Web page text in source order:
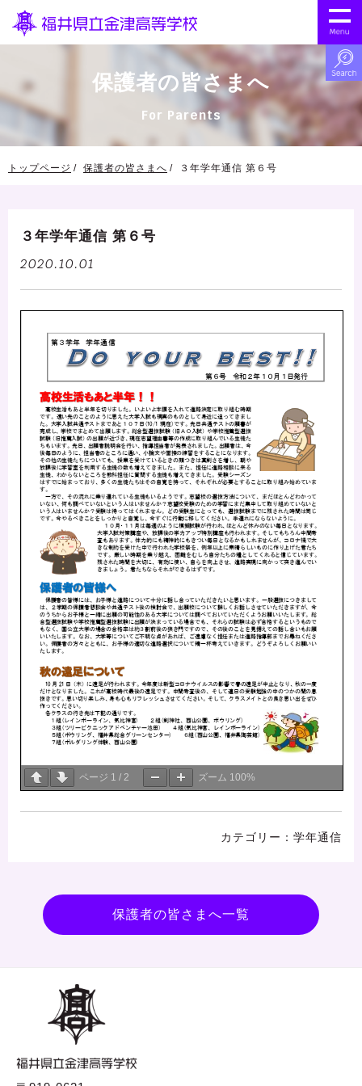
保護者の皆さまへ
For Parents
トップページ 保護者の皆さまへ ３年学年通信 第６号
３年学年通信 第６号
2020.10.01
ページ 1 / 2 ズーム 100%
学年通信
保護者の皆さまへ一覧